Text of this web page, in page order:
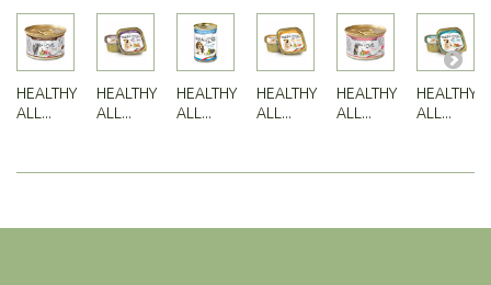
HEALTHY
ALL...
HEALTHY
ALL...
HEALTHY
ALL...
HEALTHY
ALL...
HEALTHY
ALL...
HEALTHY
ALL...